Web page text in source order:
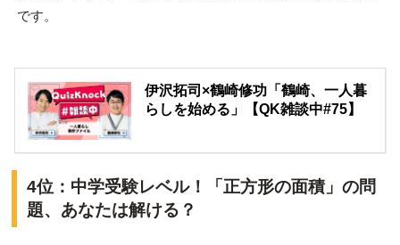
です。
伊沢拓司×鶴崎修功「鶴崎、一人暮
らしを始める」【QK雑談中#75】
4位：中学受験レベル！「正方形の面積」の問
題、あなたは解ける？